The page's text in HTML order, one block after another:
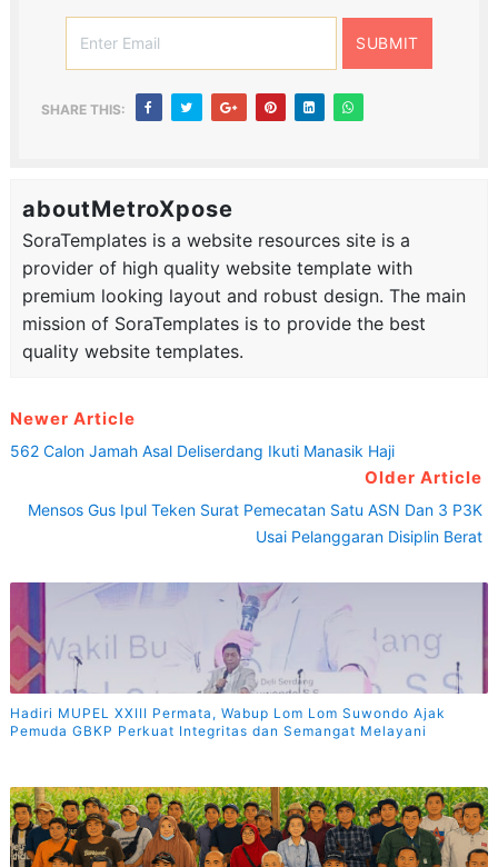
SHARE THIS:
aboutMetroXpose
SoraTemplates is a website resources site is a
provider of high quality website template with
premium looking layout and robust design. The main
mission of SoraTemplates is to provide the best
quality website templates.
Newer Article
562 Calon Jamah Asal Deliserdang Ikuti Manasik Haji
Older Article
Mensos Gus Ipul Teken Surat Pemecatan Satu ASN Dan 3 P3K
Usai Pelanggaran Disiplin Berat
Hadiri MUPEL XXIII Permata, Wabup Lom Lom Suwondo Ajak
Pemuda GBKP Perkuat Integritas dan Semangat Melayani